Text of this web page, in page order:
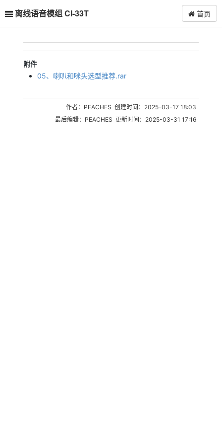
离线语音模组 CI-33T 首页
附件
05、喇叭和咪头选型推荐.rar
作者：PEACHES 创建时间：2025-03-17 18:03
最后编辑：PEACHES 更新时间：2025-03-31 17:16